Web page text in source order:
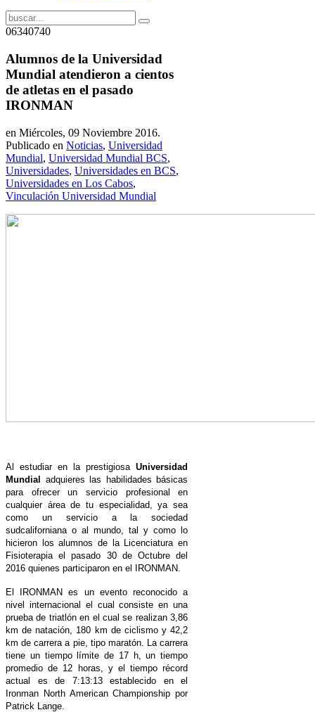
06340740
Alumnos de la Universidad
Mundial atendieron a cientos
de atletas en el pasado
IRONMAN
en Miércoles, 09 Noviembre 2016.
Publicado en Noticias, Universidad
Mundial, Universidad Mundial BCS,
Universidades, Universidades en BCS,
Universidades en Los Cabos,
Vinculación Universidad Mundial
Al estudiar en la prestigiosaUniversidad
Mundial
adquieres las habilidades básicas
para ofrecer un servicio profesional en
cualquier área de tu especialidad, ya sea
como un servicio a la sociedad
sudcaliforniana o al mundo, tal y como lo
hicieron los alumnos de la Licenciatura en
Fisioterapia el pasado 30 de Octubre del
2016 quienes participaron en el IRONMAN.
El IRONMAN es un evento reconocido a
nivel internacional el cual consiste en una
prueba de triatlón en el cual se realizan 3,86
km de natación, 180 km de ciclismo y 42,2
km de carrera a pie, tipo maratón. La carrera
tiene un tiempo límite de 17 h, un tiempo
promedio de 12 horas, y el tiempo récord
actual es de 7:13:13 establecido en el
Ironman North American Championship por
Patrick Lange.